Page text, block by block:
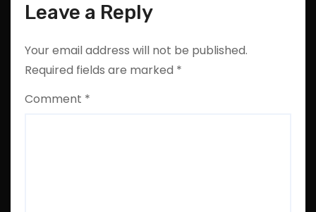
Leave a Reply
Your email address will not be published.
Required fields are marked *
Comment *